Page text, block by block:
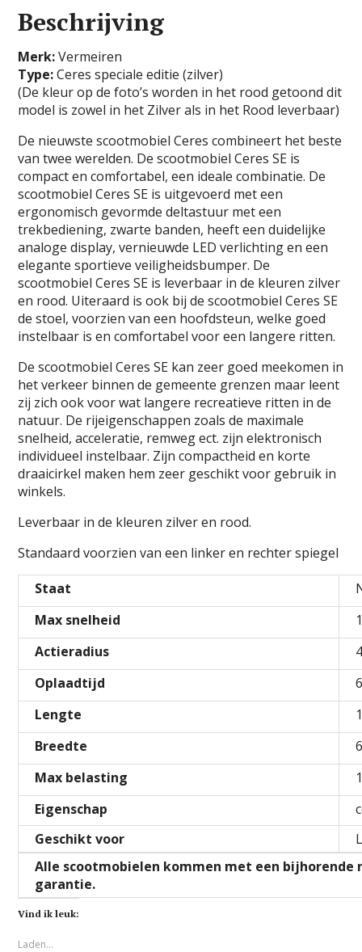
t
T
i
t
t
e
r
(
W
o
d
t
i
n
e
n
i
e
u
w
v
e
n
s
e
g
e
o
n
d
)
F
a
b
o
o
k
(
W
o
d
t
i
n
e
e
n
i
e
u
w
v
e
n
s
e
g
e
o
n
d
)
Beschrijving
Merk:Vermeiren
Type:Ceres speciale editie (zilver)
(De kleur op de foto’s worden in het rood getoond dit
model is zowel in het Zilver als in het Rood leverbaar)
De nieuwste scootmobiel Ceres combineert het beste
van twee werelden. De scootmobiel Ceres SE is
compact en comfortabel, een ideale combinatie. De
scootmobiel Ceres SE is uitgevoerd met een
ergonomisch gevormde deltastuur met een
trekbediening, zwarte banden, heeft een duidelijke
analoge display, vernieuwde LED verlichting en een
elegante sportieve veiligheidsbumper. De
scootmobiel Ceres SE is leverbaar in de kleuren zilver
en rood. Uiteraard is ook bij de scootmobiel Ceres SE
de stoel, voorzien van een hoofdsteun, welke goed
instelbaar is en comfortabel voor een langere ritten.
De scootmobiel Ceres SE kan zeer goed meekomen in
het verkeer binnen de gemeente grenzen maar leent
zij zich ook voor wat langere recreatieve ritten in de
natuur. De rijeigenschappen zoals de maximale
snelheid, acceleratie, remweg ect. zijn elektronisch
individueel instelbaar. Zijn compactheid en korte
draaicirkel maken hem zeer geschikt voor gebruik in
winkels.
Leverbaar in de kleuren zilver en rood.
Standaard voorzien van een linker en rechter spiegel
Staat
Max snelheid
Actieradius
Oplaadtijd
Lengte
Breedte
Max belasting
Eigenschap
Geschikt voor
Alle scootmobielen kommen met een bijhorende
garantie.
Vind ik leuk:
Laden...